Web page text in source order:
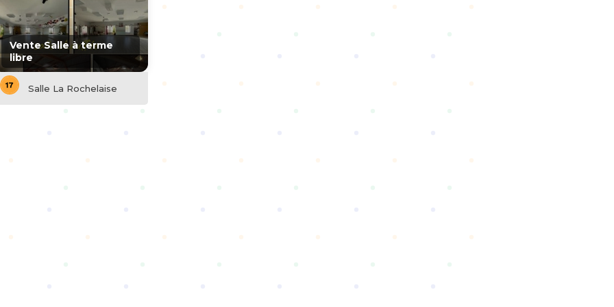
Vente Salle à terme
libre
Salle La Rochelaise